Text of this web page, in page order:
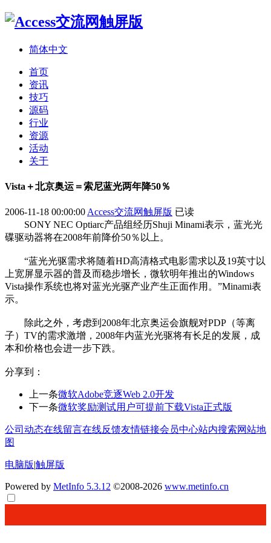
简体中文
首页
资讯
技巧
源码
行业
资源
活动
关于
Vista＋北京奥运＝索尼蓝光两年降50％
2006-11-18 00:00:00 Access交流网触屏版 已读
SONY NEC Optiarc产品组经历Shuji Minami表示，蓝光光
碟驱动器将在2008年前降价50％以上。
“蓝光光驱需求将随着HD高清格式电影需求以及19英寸以
上宽屏显示器的普及而稳步增长，微软明年推出的Windows
Vista操作系统也将对蓝光光驱产业产生正面作用。”Minami表
示。
除此之外，考虑到2008年北京奥运会旗舰对PDP（等离
子）TV的需求激增，2008年内蓝光光驱将有长足的发展，成
本和价格也会进一步下跌。
分享到：
上一条微软Adobe竞逐Web 2.0开发
下一条微软奖励测试用户可提前下载Vista正式版
公司动态在线留言在线反馈友情链接会员中心站内搜索网站地
图
电脑版|触屏版
Powered by MetInfo 5.3.12 ©2008-2026 www.metinfo.cn